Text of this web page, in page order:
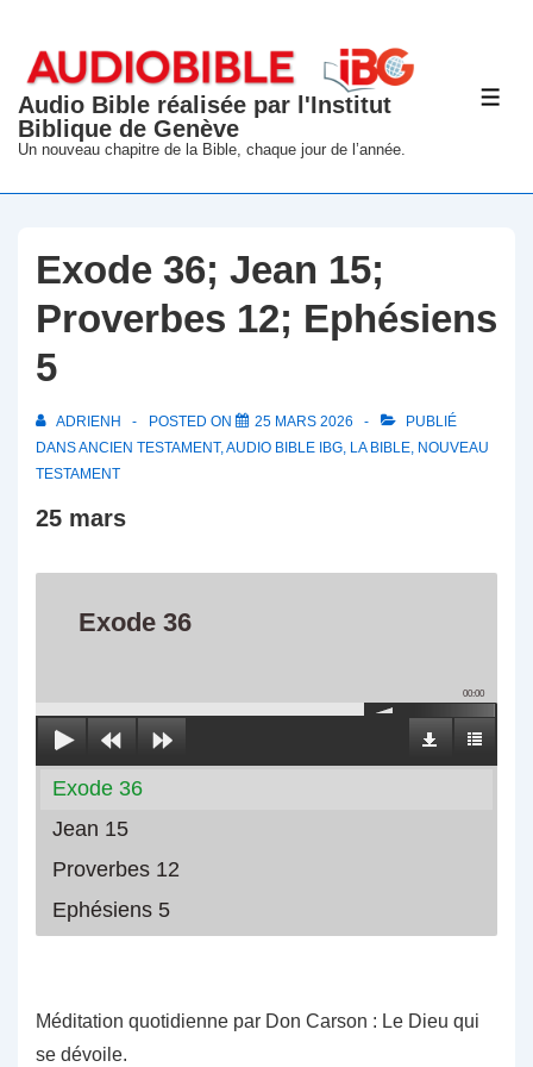
passer
contenu
principal
Audio Bible réalisée par l'Institut
Biblique de Genève
Un nouveau chapitre de la Bible, chaque jour de l’année.
Exode 36; Jean 15;
Proverbes 12; Ephésiens
5
ADRIENH POSTED ON 25 MARS 2026
PUBLIÉ
DANSANCIEN TESTAMENT,AUDIO BIBLE IBG, LA BIBLE, NOUVEAU
TESTAMENT
25 mars
Exode 36
00:00
Exode 36
Jean 15
Proverbes 12
Ephésiens 5
Méditation quotidienne par Don Carson : Le Dieu qui
se dévoile.